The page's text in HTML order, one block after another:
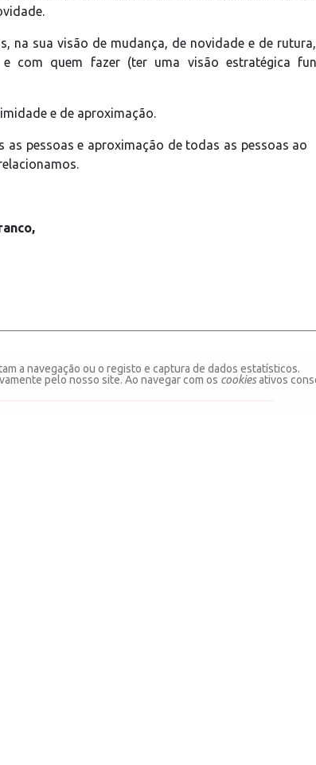
a navegação ou o registo e captura de dados estatísticos.
pelo nosso site. Ao navegar com os cookiesativos
sua visão de mudança, de novidade e de
com quem fazer (ter uma visão estratégica
e de aproximação.
pessoas e aproximação de todas as pessoas ao